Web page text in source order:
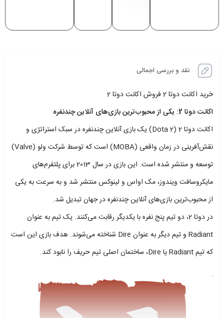
نقد و بررسی اجمالی
خرید اکانت دوتا 2 فروش اکانت دوتا 2
اکانت دوتا 2: یکی از محبوب‌ترین بازی‌های آنلاین چندنفره
اکانت دوتا 2 (Dota 2) یک بازی آنلاین چندنفره در سبک استراتژی و
نقش‌آفرینی در زمان واقعی (MOBA) است که توسط شرکت ولو (Valve)
توسعه و منتشر شده است. این بازی در سال 2013 برای پلتفرم‌های
مایکروسافت ویندوز، مک اواس و لینوکس منتشر شد و به سرعت به یکی
از محبوب‌ترین بازی‌های آنلاین چندنفره در جهان تبدیل شد.
در دوتا 2، دو تیم پنج نفره با یکدیگر رقابت می‌کنند. یک تیم به عنوان
Radiant و تیم دیگر به عنوان Dire شناخته می‌شوند. هدف بازی این است
که تیم Radiant یا Dire، ساختمان اصلی تیم حریف را نابود کند.